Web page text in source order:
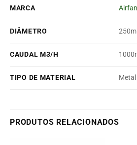
MARCA Airfan
DIÂMETRO
CAUDAL M3/H
TIPO DE MATERIAL Metal
PRODUTOS RELACIONADOS